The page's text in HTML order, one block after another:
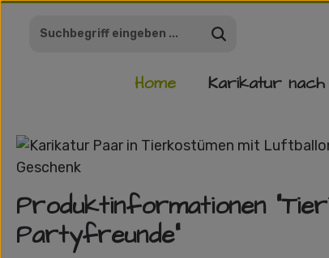
Home Karikatur nach
Bildergalerie überspringen
Produktinformationen
Partyfreunde"